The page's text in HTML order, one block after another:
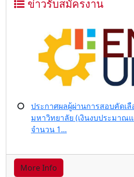
ข่าวรับสมัครงาน
ประกาศผลผู้ผ่านการสอบคัดเ
มหาวิทยาลัย (เงินงบประมาณ
จำนวน 1...
More Info